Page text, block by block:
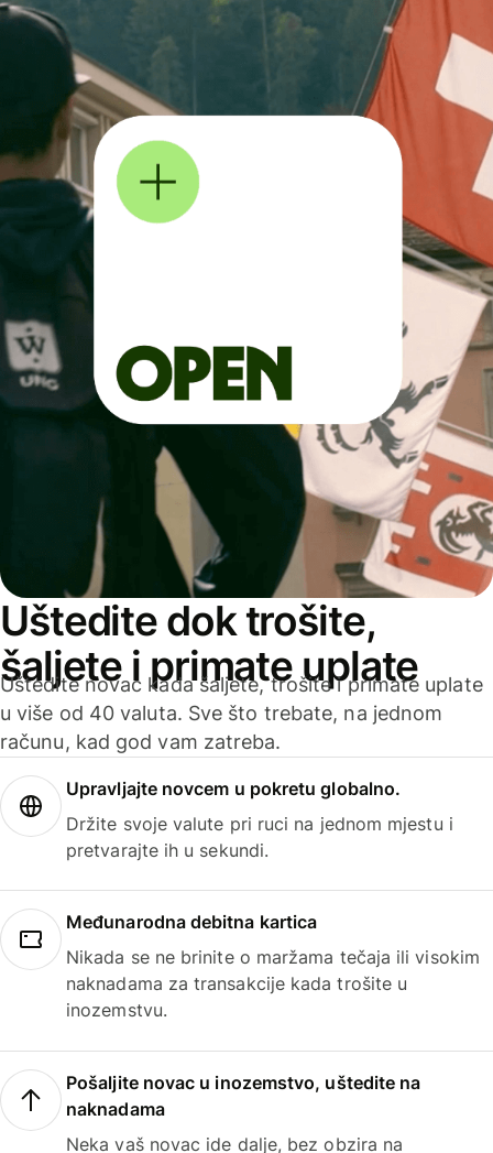
Uštedite dok trošite,
šaljete i primate uplate
Uštedite novac kada šaljete, trošite i primate uplate
u više od 40 valuta. Sve što trebate, na jednom
računu, kad god vam zatreba.
Upravljajte novcem u pokretu globalno.
Držite svoje valute pri ruci na jednom mjestu i
pretvarajte ih u sekundi.
Međunarodna debitna kartica
Nikada se ne brinite o maržama tečaja ili visokim
naknadama za transakcije kada trošite u
inozemstvu.
Pošaljite novac u inozemstvo, uštedite na
naknadama
Neka vaš novac ide dalje, bez obzira na